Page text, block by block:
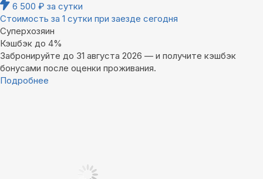
6 500 ₽ за сутки
Стоимость за 1 сутки при заезде сегодня
Суперхозяин
Кэшбэк до 4%
Забронируйте до 31 августа 2026 — и получите кэшбэк
бонусами после оценки проживания.
Подробнее